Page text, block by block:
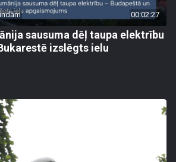
00:02:27
sausuma dēļ taupa elektrību
izslēgts ielu